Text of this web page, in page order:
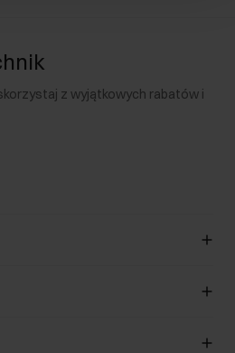
z wyjątkowych rabatów i